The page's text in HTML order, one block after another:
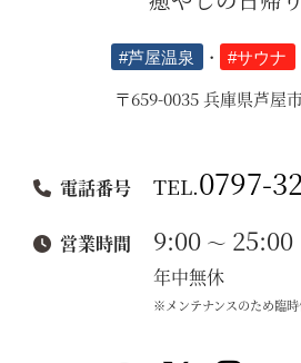
#芦屋温泉 ・ #サウナ
〒659-0035 兵庫県芦屋
電話番号 TEL.0797-
営業時間 9:00 ～ 25:00
年中無休
※メンテナンスのため臨時